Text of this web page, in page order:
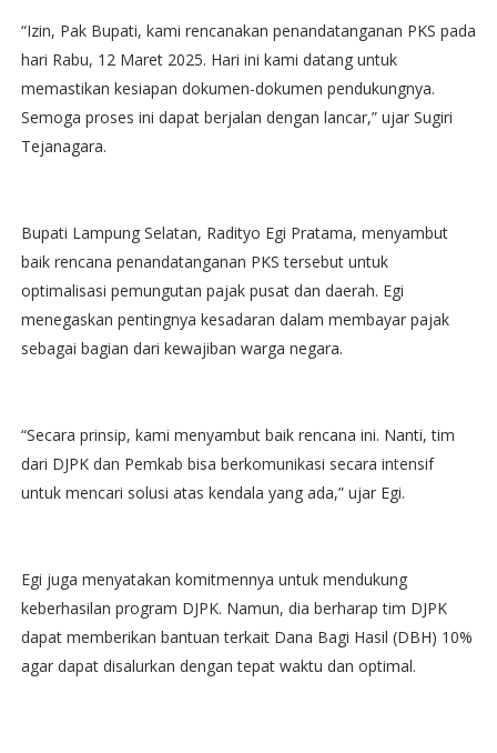
“Izin, Pak Bupati, kami rencanakan penandatanganan PKS pada
hari Rabu, 12 Maret 2025. Hari ini kami datang untuk
memastikan kesiapan dokumen-dokumen pendukungnya.
Semoga proses ini dapat berjalan dengan lancar,” ujar Sugiri
Tejanagara.
Bupati Lampung Selatan, Radityo Egi Pratama, menyambut
baik rencana penandatanganan PKS tersebut untuk
optimalisasi pemungutan pajak pusat dan daerah. Egi
menegaskan pentingnya kesadaran dalam membayar pajak
sebagai bagian dari kewajiban warga negara.
“Secara prinsip, kami menyambut baik rencana ini. Nanti, tim
dari DJPK dan Pemkab bisa berkomunikasi secara intensif
untuk mencari solusi atas kendala yang ada,” ujar Egi.
Egi juga menyatakan komitmennya untuk mendukung
keberhasilan program DJPK. Namun, dia berharap tim DJPK
dapat memberikan bantuan terkait Dana Bagi Hasil (DBH) 10%
agar dapat disalurkan dengan tepat waktu dan optimal.